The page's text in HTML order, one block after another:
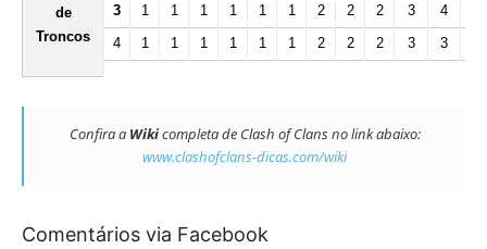
de
Troncos
3 1 1 1 1 1 1 2 2 2 3 4
4 1 1 1 1 1 1 2 2 2 3 3
Confira a Wikicompleta de Clash of Clans no link abaixo:
www.clashofclans-dicas.com/wiki
Comentários via Facebook